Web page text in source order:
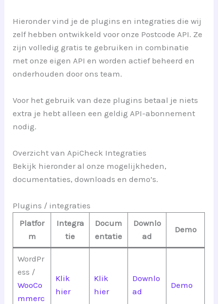
Hieronder vind je de plugins en integraties die wij
zelf hebben ontwikkeld voor onze Postcode API. Ze
zijn volledig gratis te gebruiken in combinatie
met onze eigen API en worden actief beheerd en
onderhouden door ons team.
Voor het gebruik van deze plugins betaal je niets
extra je hebt alleen een geldig API-abonnement
nodig.
Overzicht van ApiCheck Integraties
Bekijk hieronder al onze mogelijkheden,
documentaties, downloads en demo’s.
Plugins / integraties
Platfor
m
Integra
tie
Docum
entatie
Downlo
ad
Demo
WordPr
ess /
WooCo
mmerc
Klik
hier
Klik
hier
Downlo
ad
Demo